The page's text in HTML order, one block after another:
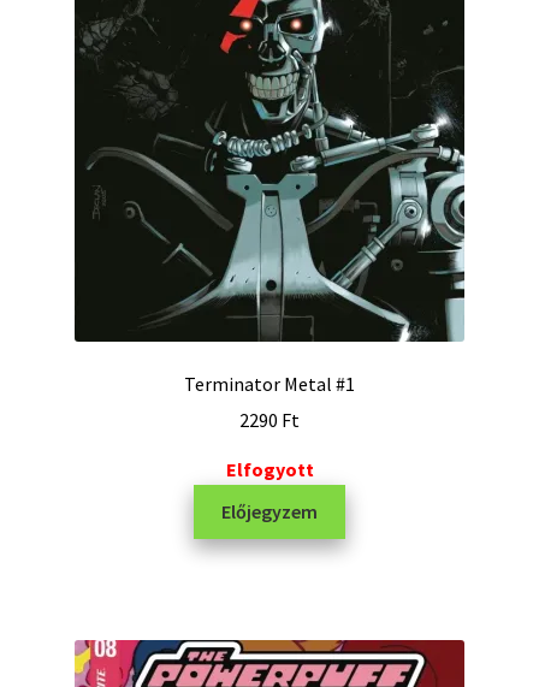
Terminator Metal #1
2290 Ft
Elfogyott
Előjegyzem